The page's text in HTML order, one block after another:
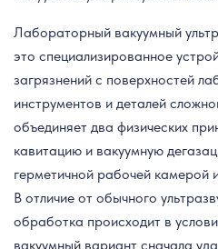
Лабораторный вакуумный
это специализированное
загрязнений с поверхностей
инструментов и деталей
объединяет два физических
кавитацию и вакуумную
герметичной рабочей камерой
В отличие от обычного
обработка происходит в
вакуумный вариант сначала